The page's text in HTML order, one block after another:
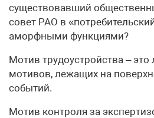
существовавший
совет РАО в
аморфными функциями?
Мотив трудоустройства –
мотивов, лежащих на
событий.
Мотив контроля за